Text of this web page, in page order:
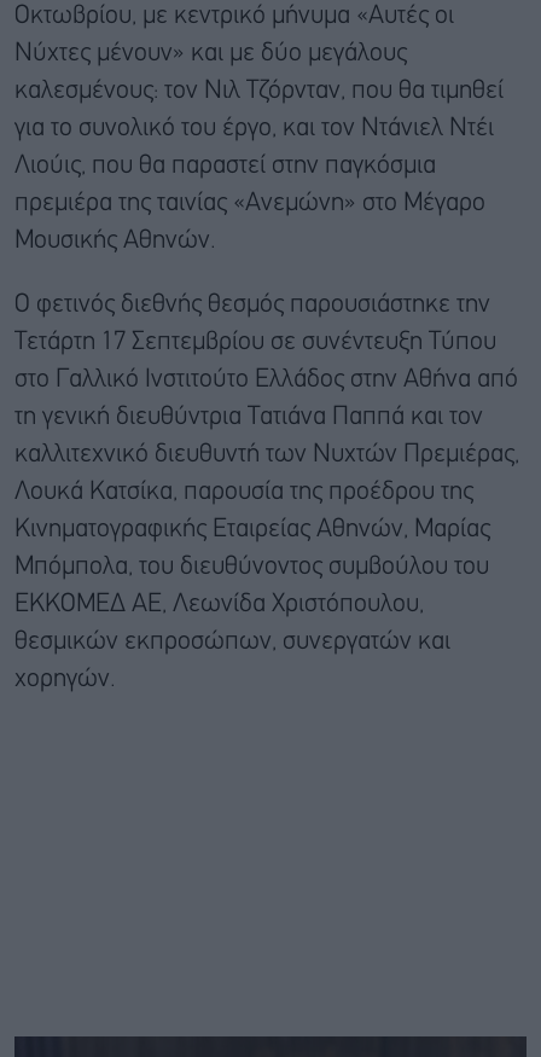
Οκτωβρίου, με κεντρικό μήνυμα «Αυτές οι
Νύχτες μένουν» και με δύο μεγάλους
καλεσμένους: τον Νιλ Τζόρνταν, που θα τιμηθεί
για το συνολικό του έργο, και τον Ντάνιελ Ντέι
Λιούις, που θα παραστεί στην παγκόσμια
πρεμιέρα της ταινίας «Ανεμώνη» στο Μέγαρο
Μουσικής Αθηνών.
Ο φετινός διεθνής θεσμός παρουσιάστηκε την
Τετάρτη 17 Σεπτεμβρίου σε συνέντευξη Τύπου
στο Γαλλικό Ινστιτούτο Ελλάδος στην Αθήνα από
τη γενική διευθύντρια Τατιάνα Παππά και τον
καλλιτεχνικό διευθυντή των Νυχτών Πρεμιέρας,
Λουκά Κατσίκα, παρουσία της προέδρου της
Κινηματογραφικής Εταιρείας Αθηνών, Μαρίας
Μπόμπολα, του διευθύνοντος συμβούλου του
ΕΚΚΟΜΕΔ ΑΕ, Λεωνίδα Χριστόπουλου,
θεσμικών εκπροσώπων, συνεργατών και
χορηγών.